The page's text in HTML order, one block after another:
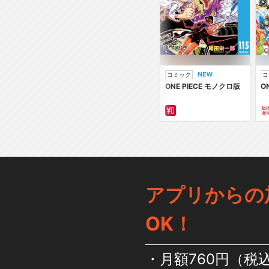
コミック
ONE PIECE モノクロ版
アプリから
OK！
月額760円（税